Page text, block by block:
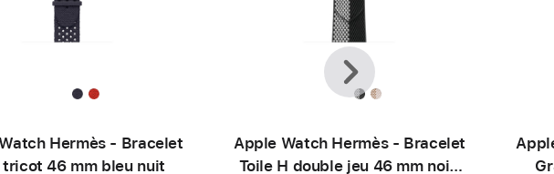
Hermès - Bracelet
tricot 46 mm bleu nuit
Apple Watch Hermès - Bracelet
Toile H double jeu 46 mm noir/
Précédent
Suivante